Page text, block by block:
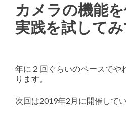
カメラの機能
実践を試して
年に２回ぐらいのペースでや
ります。
次回は2019年2月に開催して